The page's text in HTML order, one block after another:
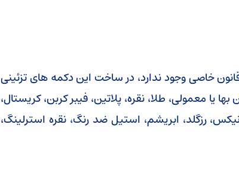
خاصی وجود ندارد، در ساخت این دکمه های تزئینی
یا معمولی، طلا، نقره، پلاتین، فیبر کربن، کریستال،
رزگلد، ابریشم، استیل ضد رنگ، نقره استرلینگ،